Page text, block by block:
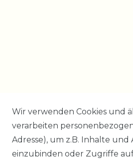
Wir verwenden Cookies und
verarbeiten
Adresse), um z.B. Inhalte
einzubinden oder Zugriffe